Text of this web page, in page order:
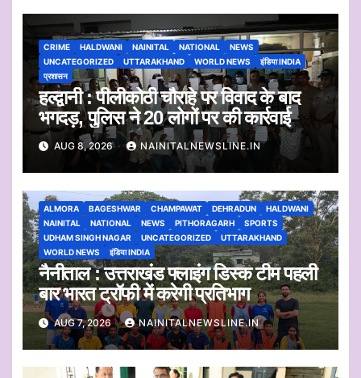
CRIME HALDWANI NAINITAL NATIONAL
NEWS
UNCATEGORIZED
UTTARAKHAND WORLD NEWS
इंडिया INDIA
प्रशासन
हल्द्वानी : पीलीकोठी चौराहे पर विवाद के बाद
भगदड़, पुलिस ने 20 लोगों पर की कार्रवाई
AUG 8, 2026 NAINITALNEWSLINE.IN
ALMORA BAGESHWAR CHAMPAWAT DEHRADUN
HALDWANI
NAINITAL
NATIONAL NEWS PITHORAGARH
SPORTS
UDHAM SINGH NAGAR
UNCATEGORIZED
UTTARAKHAND
WORLD NEWS
इंडिया INDIA
नैनीताल : उत्तराखंड फ्लाइंग डिस्क टीम पहली
बार भारत ट्रॉफी में करेगी प्रतिभाग
AUG 7, 2026 NAINITALNEWSLINE.IN